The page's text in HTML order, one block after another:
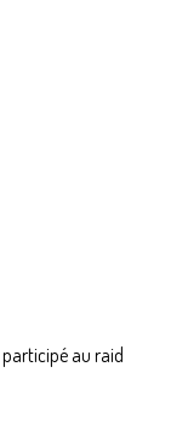
participé au raid